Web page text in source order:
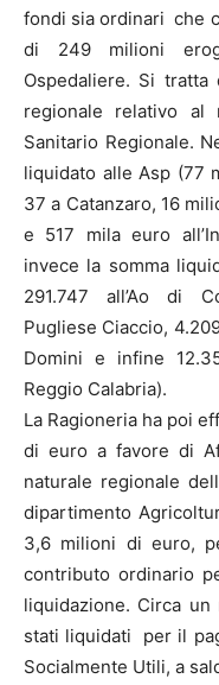
fondi sia ordinari che
di 249 milioni
Ospedaliere. Si
regionale relativo al
Sanitario Regionale.
liquidato alle Asp (77
37 a Catanzaro, 16
e 517 mila euro
invece la somma
291.747 all’Ao di
Pugliese Ciaccio,
Domini e infine
Reggio Calabria).
La Ragioneria ha poi
di euro a favore di
naturale regionale
dipartimento
3,6 milioni di euro,
contributo ordinario
liquidazione. Circa
stati liquidati per il
Socialmente Utili, a